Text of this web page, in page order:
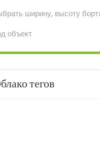
ширину, высоту
объект
тегов